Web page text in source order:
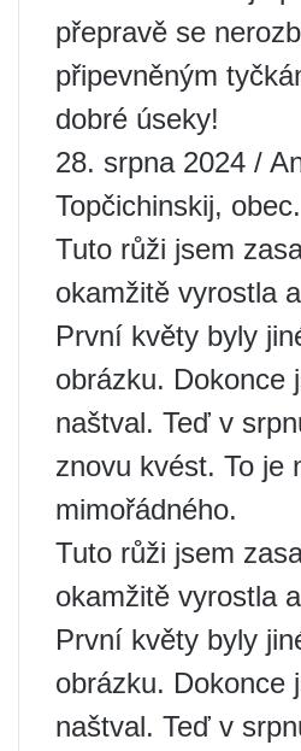
přepravě se
připevněným
dobré úseky!
28. srpna 2024 /
Topčichinskij,
Tuto růži jsem
okamžitě vyrostla
První květy byly
obrázku. Dokonce
naštval. Teď v
znovu kvést. To je
mimořádného.
Tuto růži jsem
okamžitě vyrostla
První květy byly
obrázku. Dokonce
naštval. Teď v